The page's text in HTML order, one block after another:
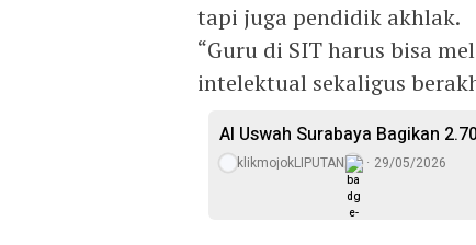
tapi juga pendidik akhlak.
“Guru di SIT harus bisa
intelektual sekaligus
Al Uswah Surabaya Bagikan
klikmojokLIPUTAN 29/05/2026